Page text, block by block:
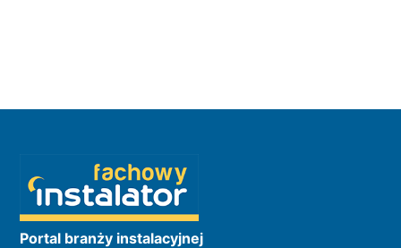
Portal branży instalacyjnej